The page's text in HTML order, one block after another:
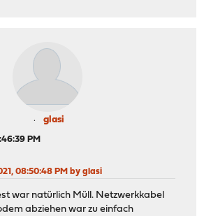
glasi
PM
08:50:48 PM by glasi
war natürlich Müll. Netzwerkkabel
abziehen war zu einfach